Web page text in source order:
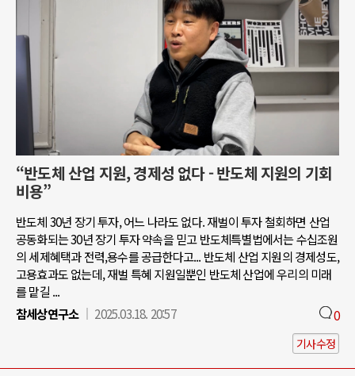
“반도체 산업 지원, 경제성 없다 - 반도체 지원의 기회
비용”
반도체 30년 장기 투자, 어느 나라도 없다. 재벌이 투자 철회하면 산업
공동화되는 30년 장기 투자 약속을 믿고 반도체특별법에서는 수십조원
의 세제혜택과 전력,용수를 공급한다고... 반도체 산업 지원의 경제성도,
고용효과도 없는데, 재벌 특혜 지원일뿐인 반도체 산업에 우리의 미래
를 맡길 ...
참세상연구소
2025.03.18. 20:57 0
기사수정